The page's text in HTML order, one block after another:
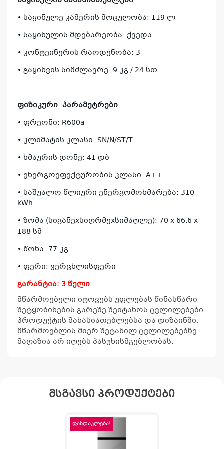
• საყინულე კამერის მოცულობა: 119 ლ
• საყინულის მდებარეობა: ქვედა
• კონტეინერის რაოდენობა: 3
• გაყინვის სიმძლავრე: 9 კგ / 24 სთ
ფიზიკური პარამეტრები
• ფრეონი: R600a
• კლიმატის კლასი: SN/N/ST/T
• ხმაურის დონე: 41 დბ
• ენერგოეფექტურობის კლასი: A++
• საშუალო წლიური ენერგომოხმარება: 310
kWh
• ზომა (სიგანეxსიღრმეxსიმაღლე): 70 x 66.6 x
188 სმ
• წონა: 77 კგ
• ფერი: ვერცხლისფერი
გარანტია: 3 წელი
მწარმოებელი იტოვებს უფლებას წინასწარი
შეტყობინების გარეშე შეიტანოს ცვლილებები
პროდუქტის მახასიათებლებსა და დიზაინში.
მწარმოებლის მიერ შეტანილ ცვლილებებზე
მაღაზია არ იღებს პასუხისმგებლობას.
მსგავსი პროდუქტები
ფასდაკლება!